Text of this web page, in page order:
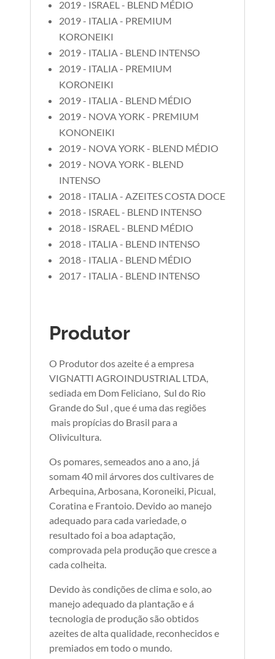
2019 - ISRAEL - BLEND MÉDIO
2019 - ITALIA - PREMIUM
KORONEIKI
2019 - ITALIA - BLEND INTENSO
2019 - ITALIA - PREMIUM
KORONEIKI
2019 - ITALIA - BLEND MÉDIO
2019 - NOVA YORK - PREMIUM
KONONEIKI
2019 - NOVA YORK - BLEND MÉDIO
2019 - NOVA YORK - BLEND
INTENSO
2018 - ITALIA - AZEITES COSTA DOCE
2018 - ISRAEL - BLEND INTENSO
2018 - ISRAEL - BLEND MÉDIO
2018 - ITALIA - BLEND INTENSO
2018 - ITALIA - BLEND MÉDIO
2017 - ITALIA - BLEND INTENSO
Produtor
O Produtor dos azeite é a empresa
VIGNATTI AGROINDUSTRIAL LTDA,
sediada em Dom Feliciano, Sul do Rio
Grande do Sul , que é uma das regiões
mais propícias do Brasil para a
Olivicultura.
Os pomares, semeados ano a ano, já
somam 40 mil árvores dos cultivares de
Arbequina, Arbosana, Koroneiki, Picual,
Coratina e Frantoio. Devido ao manejo
adequado para cada variedade, o
resultado foi a boa adaptação,
comprovada pela produção que cresce a
cada colheita.
Devido às condições de clima e solo, ao
manejo adequado da plantação e á
tecnologia de produção são obtidos
azeites de alta qualidade, reconhecidos e
premiados em todo o mundo.